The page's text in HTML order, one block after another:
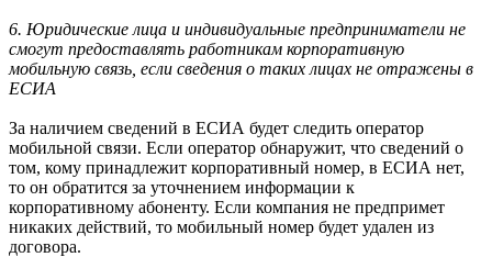
6. Юридические лица и индивидуальные предприниматели не
смогут предоставлять работникам корпоративную
мобильную связь, если сведения о таких лицах не отражены в
ЕСИА
За наличием сведений в ЕСИА будет следить оператор
мобильной связи. Если оператор обнаружит, что сведений о
том, кому принадлежит корпоративный номер, в ЕСИА нет,
то он обратится за уточнением информации к
корпоративному абоненту. Если компания не предпримет
никаких действий, то мобильный номер будет удален из
договора.